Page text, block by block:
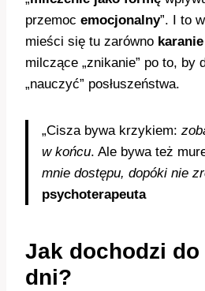
przemoc emocjonalny”. I to
mieści się tu zarówno
milczące „znikanie” po to, by
„nauczyć” posłuszeństwa.
„Cisza bywa krzykiem:
w końcu. Ale bywa też
mnie dostępu, dopóki nie
psychoterapeuta
Jak dochodzi
dni?